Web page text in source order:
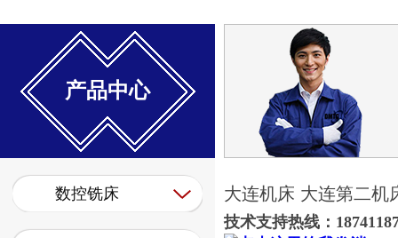
产品中心
数控铣床 大连机床 大连第二机
技术支持热线：